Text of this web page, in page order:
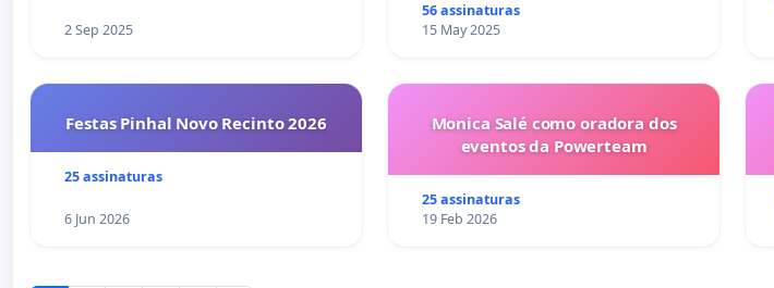
2 Sep 2025
56 assinaturas
15 May 2025
Festas Pinhal Novo Recinto 2026
25 assinaturas
6 Jun 2026
Monica Salé como oradora dos
eventos da Powerteam
25 assinaturas
19 Feb 2026